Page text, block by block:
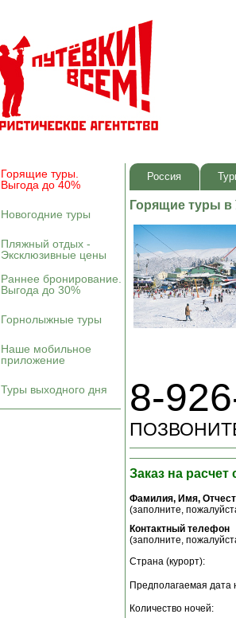
Горящие туры.
Выгода до 40%
Новогодние туры
Пляжный отдых -
Эксклюзивные цены
Раннее бронирование.
Выгода до 30%
Горнолыжные туры
Наше мобильное
приложение
Туры выходного дня
Россия
Горящие туры в
8-
Заказ на расчет
Фамилия, Имя,
(заполните,
Контактный телефон
(заполните,
Страна (курорт):
Предполагаемая дата
Количество ночей: